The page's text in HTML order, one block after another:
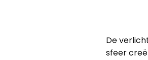
De
sfeer